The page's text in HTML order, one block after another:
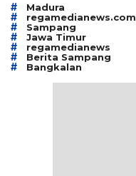
# Madura
# regamedianews.com
# Sampang
# Jawa Timur
# regamedianews
# Berita Sampang
# Bangkalan